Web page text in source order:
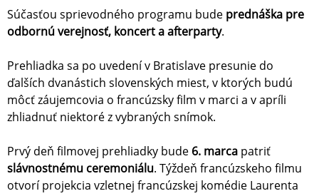
Súčasťou sprievodného programu bude prednáška pre
odbornú verejnosť, koncert a afterparty.
Prehliadka sa po uvedení v Bratislave presunie do
ďalších dvanástich slovenských miest, v ktorých budú
môcť záujemcovia o francúzsky film v marci a v apríli
zhliadnuť niektoré z vybraných snímok.
Prvý deň filmovej prehliadky bude 6. marca patriť
slávnostnému ceremoniálu. Týždeň francúzskeho filmu
otvorí projekcia vzletnej francúzskej komédie Laurenta